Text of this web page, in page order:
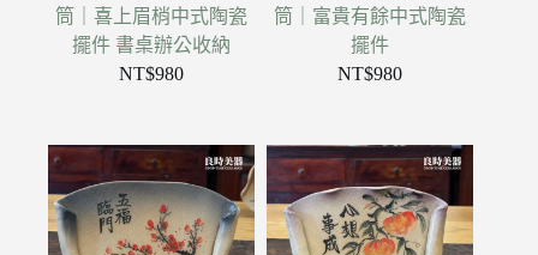
筒｜喜上眉梢中式陶瓷
擺件 書桌辦公收納
NT$980
筒｜富貴有餘中式陶瓷
擺件
NT$980